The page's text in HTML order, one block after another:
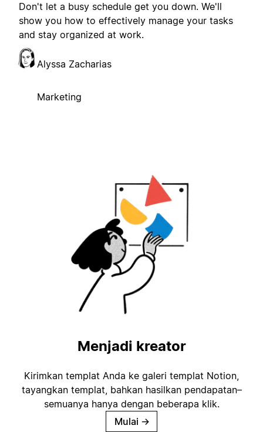
Don't let a busy schedule get you down. We'll
show you how to effectively manage your tasks
and stay organized at work.
Alyssa Zacharias
Marketing
Menjadi kreator
Kirimkan templat Anda ke galeri templat Notion,
tayangkan templat, bahkan hasilkan pendapatan–
semuanya hanya dengan beberapa klik.
Mulai →